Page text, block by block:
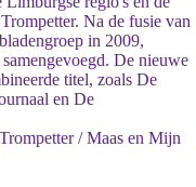
Na de fusie van
in 2009,
De nieuwe
titel, zoals De
en De
/ Maas en Mijn